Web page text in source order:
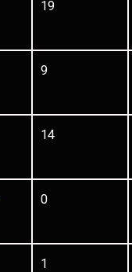
19
9
14
0
1